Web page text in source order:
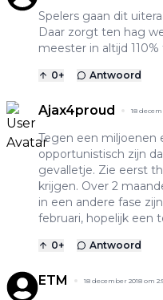
Spelers gaan dit
Daar zorgt ten hag
meester in altijd 110%
0+ Antwoord
Ajax4proud 18
Tegen een miljoenen
opportunistisch zijn
gevalletje. Zie eerst
krijgen. Over 2
in een andere fase
februari, hopelijk een
0+ Antwoord
ETM 18 december 2018 om